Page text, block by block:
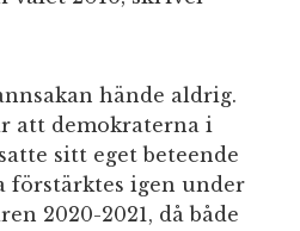
hände aldrig.
att demokraterna i
sitt eget beteende
förstärktes igen under
2020-2021, då både